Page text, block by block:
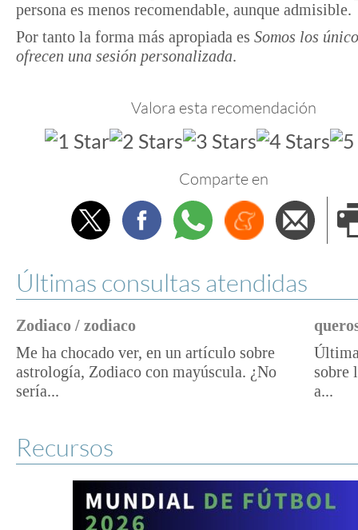
persona es menos recomendable, aunque admisible.
Por tanto la forma más apropiada es Somos los
ofrecen una sesión personalizada.
Valora esta recomendación
Comparte en
TwitterFacebookWhatsappMenéame
Últimas consultas atendidas
Zodiaco / zodiaco
Me ha chocado ver, en un artículo sobre
astrología, Zodiaco con mayúscula. ¿No
sería...
sobre
a...
Recursos